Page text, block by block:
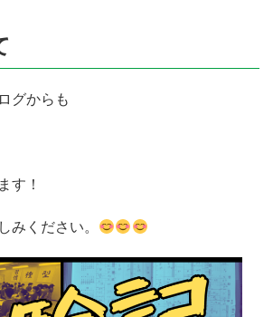
グからも
す！
みください。